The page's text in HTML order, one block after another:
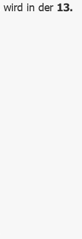
wird in der 13.